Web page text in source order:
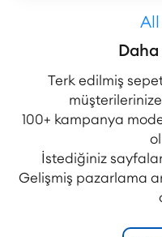
Daha
Terk edilmiş
100+ kampanya
İstediğiniz
Gelişmiş pazarlama